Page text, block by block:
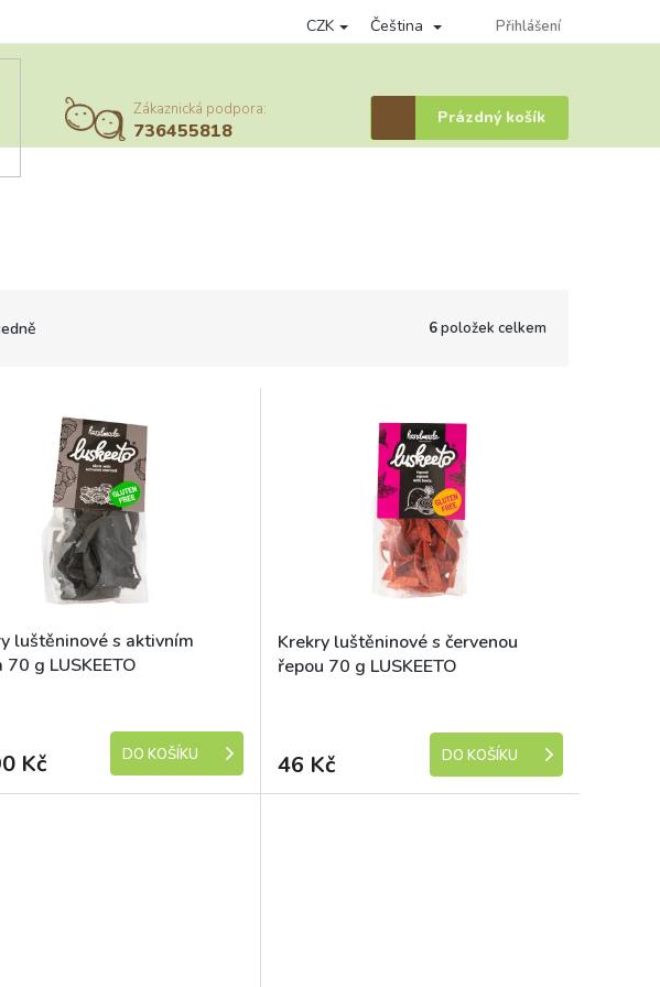
a reklamace Podmínky ochrany osobních údajů Věrnostní program Provizní systém
CZK Čeština Přihlášení
Zákaznická podpora:
736455818
Nákupní
košík
Prázdný košík
6položek celkem
luštěninové s aktivním
70 g LUSKEETO
Kč DO KOŠÍKU
Krekry luštěninové s červenou
řepou 70 g LUSKEETO
46 Kč DO KOŠÍKU